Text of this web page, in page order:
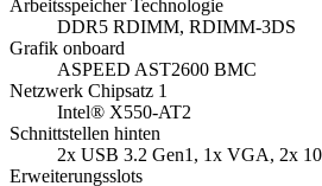
Arbeitsspeicher Technologie
DDR5 RDIMM, RDIMM-3DS
Grafik onboard
ASPEED AST2600 BMC
Netzwerk Chipsatz 1
Intel® X550-AT2
Schnittstellen hinten
2x USB 3.2 Gen1, 1x VGA, 2x
Erweiterungsslots